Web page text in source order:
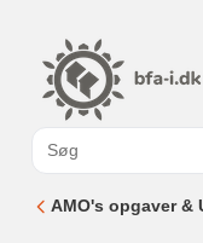
AMO's opgaver &